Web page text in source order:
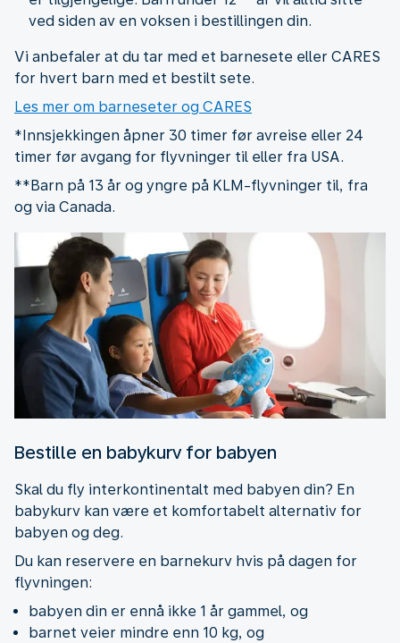
ved siden av en voksen i bestillingen din.
Vi anbefaler at du tar med et barnesete eller CARES
for hvert barn med et bestilt sete.
Les mer om barneseter og CARES
*Innsjekkingen åpner 30 timer før avreise eller 24
timer før avgang for flyvninger til eller fra USA.
**Barn på 13 år og yngre på KLM-flyvninger til, fra
og via Canada.
Bestille en babykurv for babyen
Skal du fly interkontinentalt med babyen din? En
babykurv kan være et komfortabelt alternativ for
babyen og deg.
Du kan reservere en barnekurv hvis på dagen for
flyvningen:
babyen din er ennå ikke 1 år gammel, og
barnet veier mindre enn 10 kg, og